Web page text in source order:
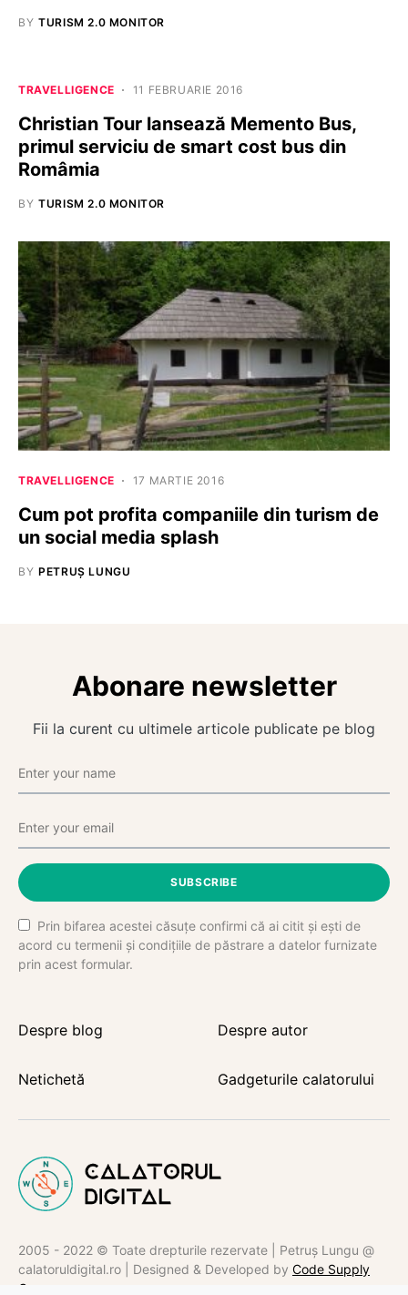
BY TURISM 2.0 MONITOR
TRAVELLIGENCE 11 FEBRUARIE 2016
Christian Tour lansează Memento Bus,
primul serviciu de smart cost bus din
Româmia
BY TURISM 2.0 MONITOR
TRAVELLIGENCE 17 MARTIE 2016
Cum pot profita companiile din turism de
un social media splash
BY PETRUȘ LUNGU
Abonare newsletter
Fii la curent cu ultimele articole publicate pe blog
SUBSCRIBE
Prin bifarea acestei căsuțe confirmi că ai citit și ești de
acord cu termenii și condițiile de păstrare a datelor furnizate
prin acest formular.
Despre blog Despre autor
Netichetă Gadgeturile calatorului
2005 - 2022 © Toate drepturile rezervate | Petruș Lungu @
calatoruldigital.ro | Designed & Developed by Code Supply
Co.